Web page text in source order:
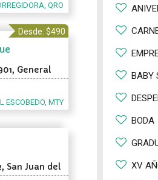
QRO
Desde: $490
General
ESCOBEDO, MTY
San Juan del
BABY
BODA
XV